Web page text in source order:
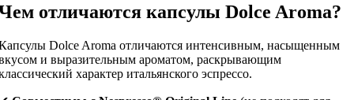
отличаются капсулы Dolce Aroma?
Dolce Aroma отличаются интенсивным, насыщенным
и выразительным ароматом, раскрывающим
характер итальянского эспрессо.